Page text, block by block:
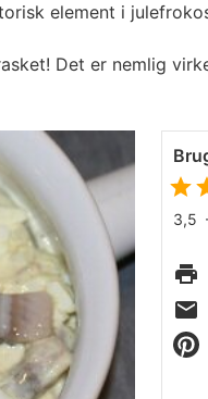
element i
Det er nemlig
3,5